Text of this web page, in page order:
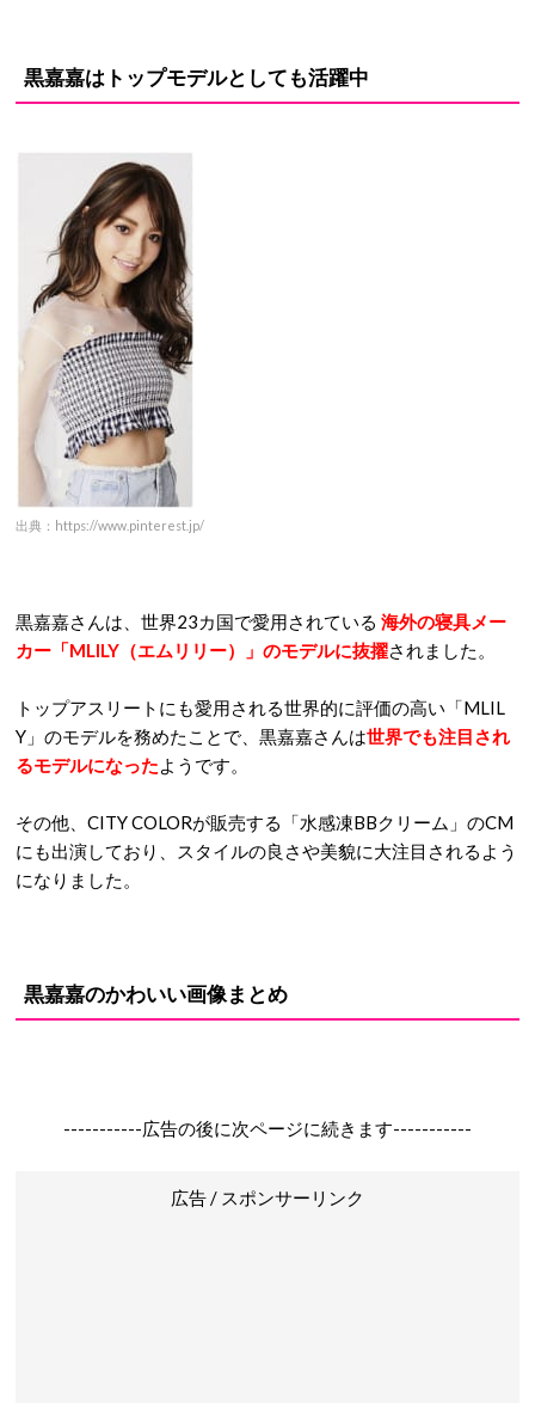
黒嘉嘉はトップモデルとしても活躍中
出典：https://www.pinterest.jp/
黒嘉嘉さんは、世界23カ国で愛用されている 海外の寝具メー
カー「MLILY（エムリリー）」のモデルに抜擢されました。
トップアスリートにも愛用される世界的に評価の高い「MLIL
Y」のモデルを務めたことで、黒嘉嘉さんは世界でも注目され
るモデルになったようです。
その他、CITY COLORが販売する「水感凍BBクリーム」のCM
にも出演しており、スタイルの良さや美貌に大注目されるよう
になりました。
黒嘉嘉のかわいい画像まとめ
-----------広告の後に次ページに続きます-----------
広告 / スポンサーリンク